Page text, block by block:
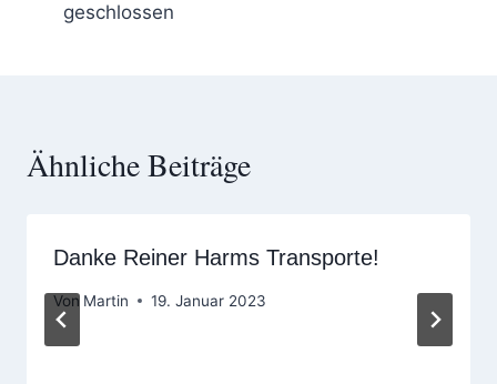
geschlossen
Ähnliche Beiträge
Danke Reiner Harms Transporte!
Von Martin 19. Januar 2023